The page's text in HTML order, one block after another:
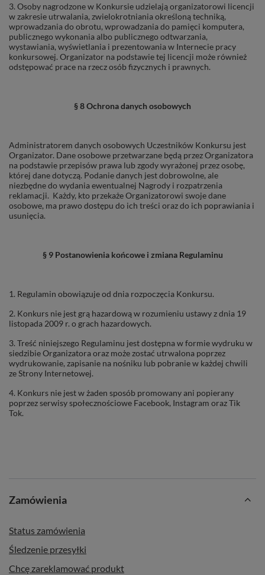
3. Osoby nagrodzone w Konkursie udzielają organizatorowi licencji
w zakresie utrwalania, zwielokrotniania określoną techniką,
wprowadzania do obrotu, wprowadzania do pamięci komputera,
publicznego wykonania albo publicznego odtwarzania,
wystawiania, wyświetlania i prezentowania w Internecie pracy
konkursowej. Organizator na podstawie tej licencji może również
odstępować prace na rzecz osób fizycznych i prawnych.
§ 8 Ochrona danych osobowych
Administratorem danych osobowych Uczestników Konkursu jest
Organizator. Dane osobowe przetwarzane będą przez Organizatora
na podstawie przepisów prawa lub zgody wyrażonej przez osobę,
której dane dotyczą. Podanie danych jest dobrowolne, ale
niezbędne do wydania ewentualnej Nagrody i rozpatrzenia
reklamacji. Każdy, kto przekaże Organizatorowi swoje dane
osobowe, ma prawo dostępu do ich treści oraz do ich poprawiania i
usunięcia.
§ 9 Postanowienia końcowe i zmiana Regulaminu
1. Regulamin obowiązuje od dnia rozpoczęcia Konkursu.
2. Konkurs nie jest grą hazardową w rozumieniu ustawy z dnia 19
listopada 2009 r. o grach hazardowych.
3. Treść niniejszego Regulaminu jest dostępna w formie wydruku w
siedzibie Organizatora oraz może zostać utrwalona poprzez
wydrukowanie, zapisanie na nośniku lub pobranie w każdej chwili
ze Strony Internetowej.
4. Konkurs nie jest w żaden sposób promowany ani popierany
poprzez serwisy społecznościowe Facebook, Instagram oraz Tik
Tok.
Zamówienia
Status zamówienia
Śledzenie przesyłki
Chcę zareklamować produkt